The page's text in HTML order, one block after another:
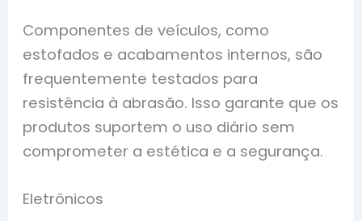
Componentes de veículos, como
estofados e acabamentos internos, são
frequentemente testados para
resistência à abrasão. Isso garante que os
produtos suportem o uso diário sem
comprometer a estética e a segurança.
Eletrônicos